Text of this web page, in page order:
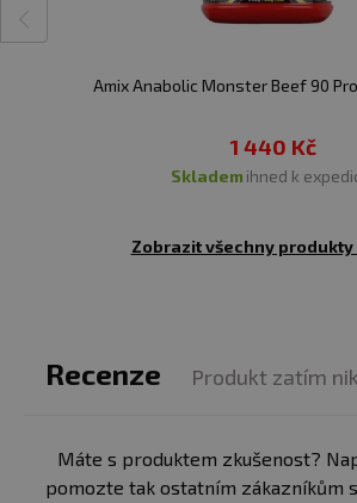
Amix Anabolic Monster Beef 90
1 440 Kč
skladem ihned k
Zobrazit všechny produkty
Recenze Produkt zatím
Máte s produktem zkušenost?
pomozte tak ostatním zákazníkům